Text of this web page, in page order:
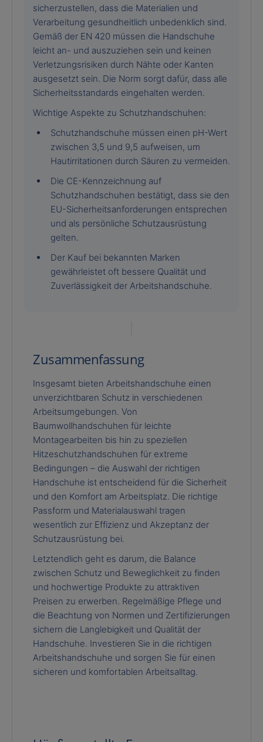
sicherzustellen, dass die Materialien und
Verarbeitung gesundheitlich unbedenklich sind.
Gemäß der EN 420 müssen die Handschuhe
leicht an- und auszuziehen sein und keinen
Verletzungsrisiken durch Nähte oder Kanten
ausgesetzt sein. Die Norm sorgt dafür, dass alle
Sicherheitsstandards eingehalten werden.
Wichtige Aspekte zu Schutzhandschuhen:
Schutzhandschuhe müssen einen pH-Wert
zwischen 3,5 und 9,5 aufweisen, um
Hautirritationen durch Säuren zu vermeiden.
Die CE-Kennzeichnung auf
Schutzhandschuhen bestätigt, dass sie den
EU-Sicherheitsanforderungen entsprechen
und als persönliche Schutzausrüstung
gelten.
Der Kauf bei bekannten Marken
gewährleistet oft bessere Qualität und
Zuverlässigkeit der Arbeitshandschuhe.
Zusammenfassung
Insgesamt bieten Arbeitshandschuhe einen
unverzichtbaren Schutz in verschiedenen
Arbeitsumgebungen. Von
Baumwollhandschuhen für leichte
Montagearbeiten bis hin zu speziellen
Hitzeschutzhandschuhen für extreme
Bedingungen – die Auswahl der richtigen
Handschuhe ist entscheidend für die Sicherheit
und den Komfort am Arbeitsplatz. Die richtige
Passform und Materialauswahl tragen
wesentlich zur Effizienz und Akzeptanz der
Schutzausrüstung bei.
Letztendlich geht es darum, die Balance
zwischen Schutz und Beweglichkeit zu finden
und hochwertige Produkte zu attraktiven
Preisen zu erwerben. Regelmäßige Pflege und
die Beachtung von Normen und Zertifizierungen
sichern die Langlebigkeit und Qualität der
Handschuhe. Investieren Sie in die richtigen
Arbeitshandschuhe und sorgen Sie für einen
sicheren und komfortablen Arbeitsalltag.